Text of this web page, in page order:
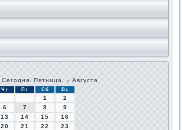
Сегодня: Пятница, 7 Августа
Чт Пт Сб Вс
1
2
6 7 8
9
13 14 15
16
20 21 22
23